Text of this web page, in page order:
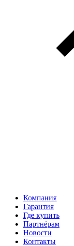
Компания
Гарантия
Где купить
Партнёрам
Новости
Контакты